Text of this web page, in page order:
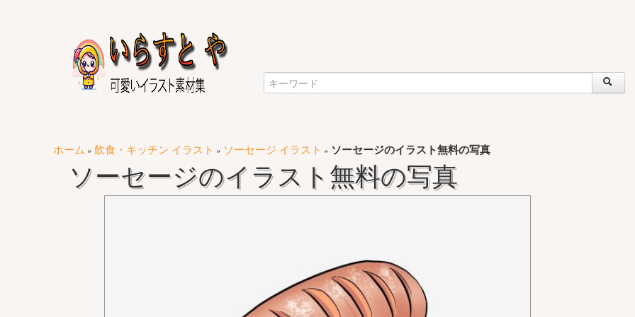
ホーム » 飲食・キッチン イラスト » ソーセージ イラスト » ソーセージのイラスト無料の写真
ソーセージのイラスト無料の写真